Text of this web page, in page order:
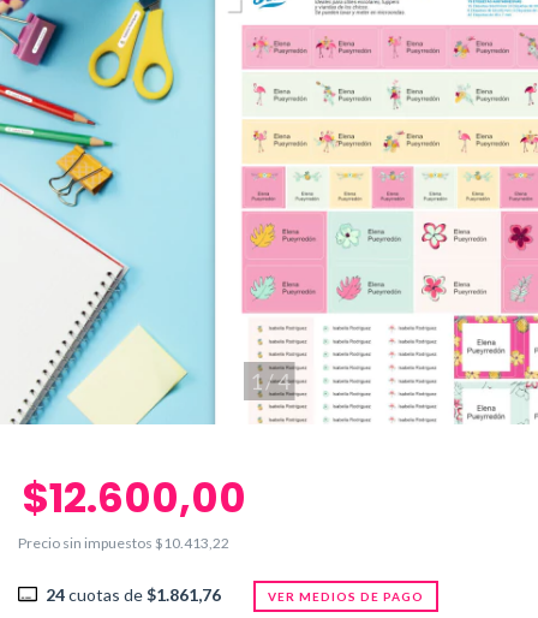
1/4
$12.600,00
Precio sin impuestos $10.413,22
24cuotas de$1.861,76 VER MEDIOS DE PAGO